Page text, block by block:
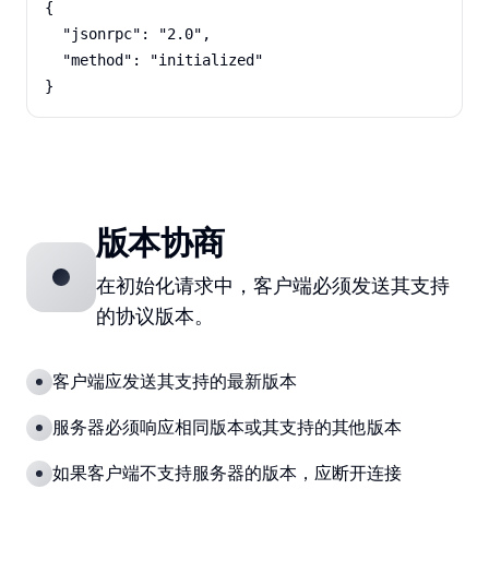
{
  "jsonrpc": "2.0",
  "method": "initialized"
}
版本协商
在初始化请求中，客户端必须发送其支持
的协议版本。
客户端应发送其支持的最新版本
服务器必须响应相同版本或其支持的其他版本
如果客户端不支持服务器的版本，应断开连接